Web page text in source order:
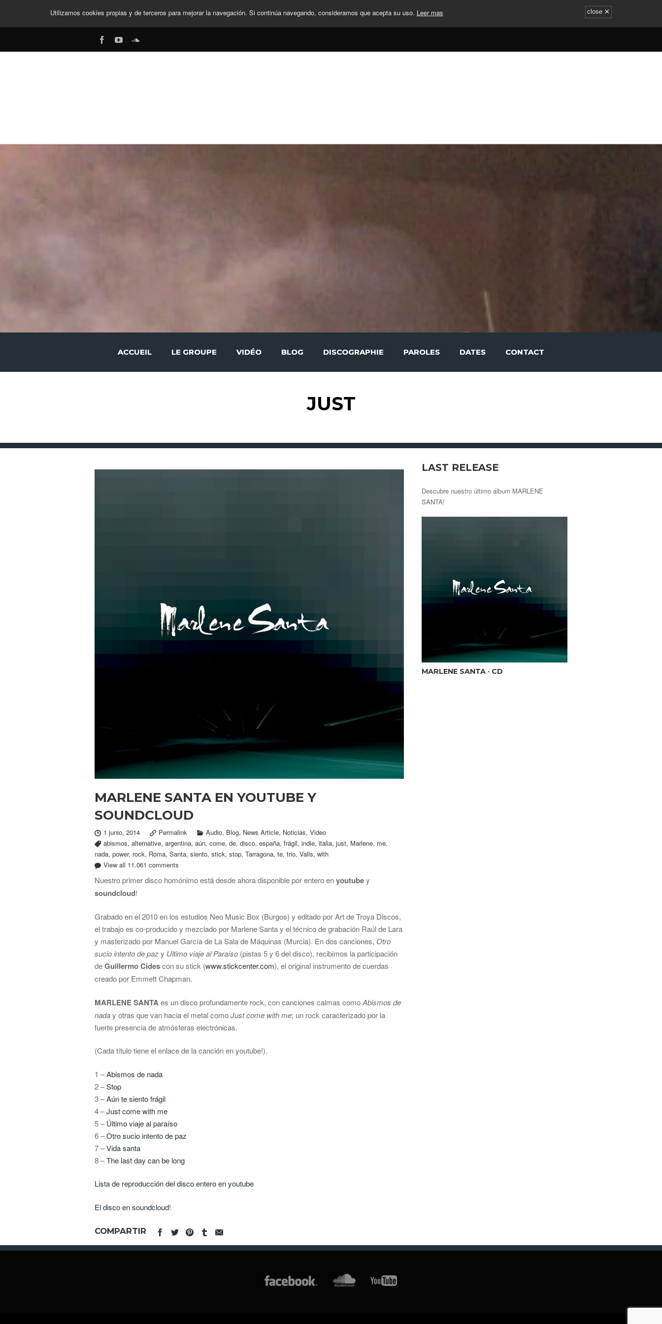
Utilizamos cookies propias y de terceros para mejorar la navegación. Si continúa navegando, consideramos que acepta su uso. Leer mas close ×
ACCUEIL LE GROUPE VIDÉO BLOG DISCOGRAPHIE PAROLES DATES CONTACT
JUST
MARLENE SANTA EN YOUTUBE Y
SOUNDCLOUD
1 junio, 2014 Permalink Audio, Blog, News Article, Noticias, Video
abismos, alternative, argentina, aún, come, de, disco, españa, frágil, indie, italia, just, Marlene, me,
nada, power, rock, Roma, Santa, siento, stick, stop, Tarragona, te, trio, Valls, with
View all 11.061 comments
Nuestro primer disco homónimo está desde ahora disponible por entero enyoutubey
soundcloud!
Grabado en el 2010 en los estudios Neo Music Box (Burgos) y editado por Art de Troya Discos,
el trabajo es co-producido y mezclado por Marlene Santa y el técnico de grabación Raúl de Lara
y masterizado por Manuel García de La Sala de Máquinas (Murcia). En dos canciones, Otro
sucio intento de pazy Ultimo viaje al Paraíso (pistas 5 y 6 del disco), recibimos la participación
deGuillermo Cidescon su stick (www.stickcenter.com), el original instrumento de cuerdas
creado por Emmett Chapman.
MARLENE SANTAes un disco profundamente rock, con canciones calmas comoAbismos de
naday otras que van hacia el metal comoJust come with me; un rock caracterizado por la
fuerte presencia de atmósferas electrónicas.
(Cada título tiene el enlace de la canción en youtube!).
1 –Abismos de nada
2 –Stop
3 –Aún te siento frágil
4 –Just come with me
5 –Último viaje al paraíso
6 –Otro sucio intento de paz
7 –Vida santa
8 –The last day can be long
Lista de reproducción del disco entero en youtube
El disco en soundcloud!
COMPARTIR
LAST RELEASE
Descubre nuestro último álbum MARLENE
SANTA!
MARLENE SANTA · CD